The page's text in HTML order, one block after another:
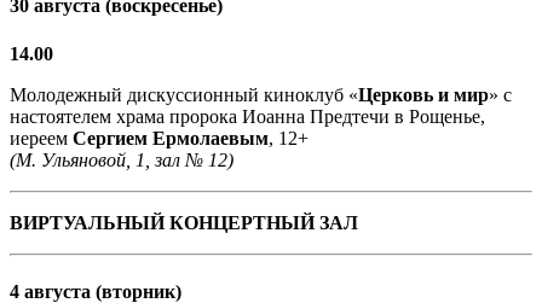
30 августа (воскресенье)
14.00
Молодежный дискуссионный киноклуб «Церковь и мир» с
настоятелем храма пророка Иоанна Предтечи в Рощенье,
иереем Сергием Ермолаевым, 12+
(М. Ульяновой, 1, зал № 12)
ВИРТУАЛЬНЫЙ КОНЦЕРТНЫЙ ЗАЛ
4 августа (вторник)